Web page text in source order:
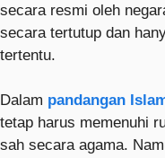
secara resmi oleh
secara tertutup dan
tertentu.
Dalam pandangan
tetap harus memenuhi
sah secara agama.